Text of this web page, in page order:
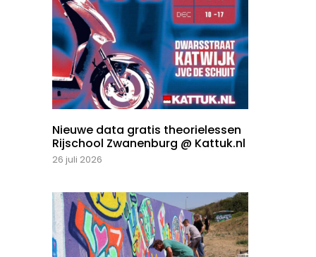
Nieuwe data gratis theorielessen
Rijschool Zwanenburg @ Kattuk.nl
26 juli 2026